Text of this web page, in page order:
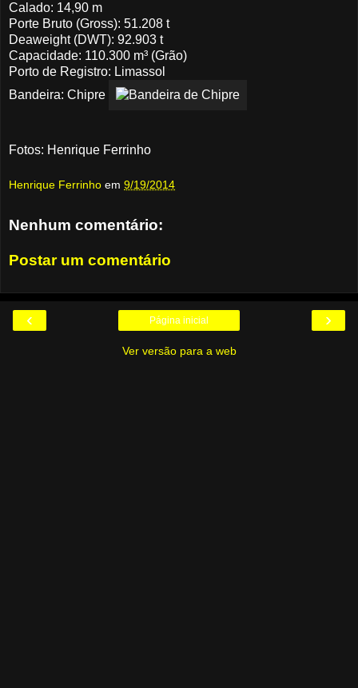
Calado: 14,90 m
Porte Bruto (Gross): 51.208 t
Deaweight (DWT): 92.903 t
Capacidade: 110.300 m³ (Grão)
Porto de Registro: Limassol
Bandeira: Chipre
Fotos: Henrique Ferrinho
Henrique Ferrinho em 9/19/2014
Nenhum comentário:
Postar um comentário
‹ ›
Página inicial
Ver versão para a web